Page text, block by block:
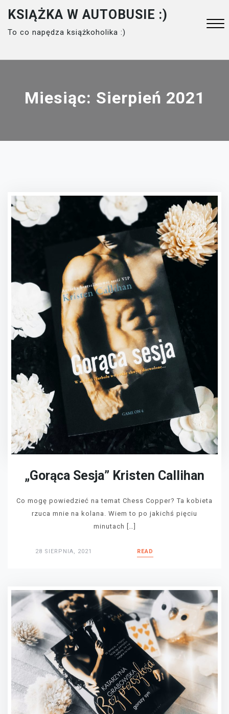
content
KSIĄŻKA W AUTOBUSIE :)
To co napędza książkoholika :)
Miesiąc: Sierpień 2021
„Gorąca Sesja” Kristen Callihan
Co mogę powiedzieć na temat Chess Copper? Ta kobieta
rzuca mnie na kolana. Wiem to po jakichś pięciu
minutach […]
28 SIERPNIA, 2021 READ